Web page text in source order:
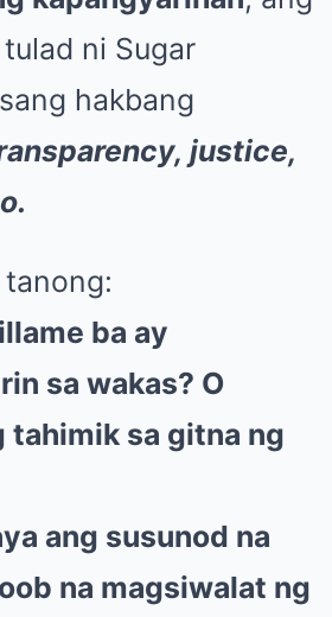
ni Sugar
hakbang
justice,
ba ay
sa wakas? O
tahimik sa gitna ng
ang susunod na
na magsiwalat ng